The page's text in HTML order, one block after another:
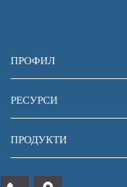
ПРОФИЛ
РЕСУРСИ
ПРОДУКТИ